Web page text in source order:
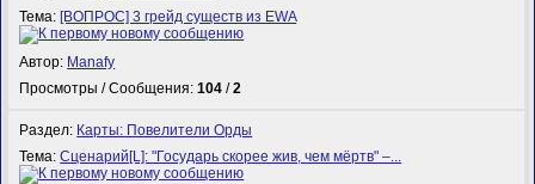
Тема: [ВОПРОС] 3 грейд существ из EWA
Автор: Manafy
Просмотры / Сообщения:104 /2
Раздел: Карты: Повелители Орды
Тема:Сценарий[L]: "Государь скорее жив, чем мёртв" –...